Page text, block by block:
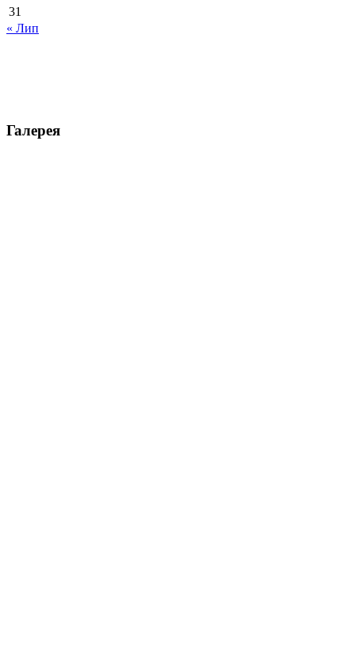
31
« Лип
Галерея